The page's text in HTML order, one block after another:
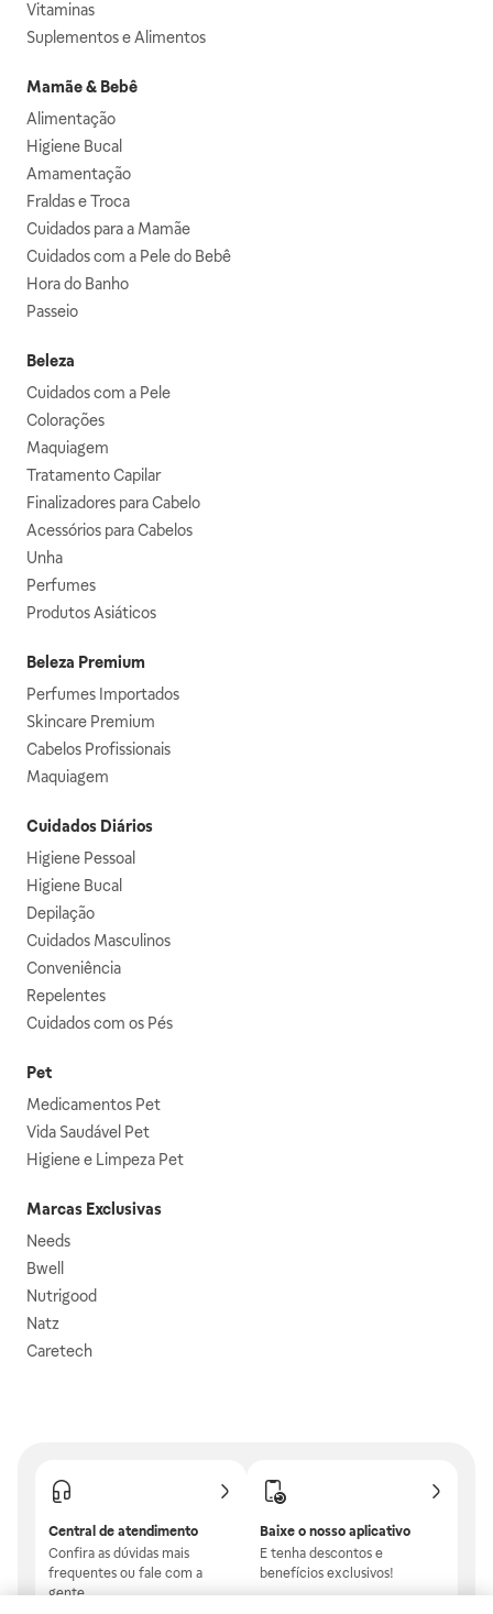
Vitaminas
Suplementos e Alimentos
Mamãe & Bebê
Alimentação
Higiene Bucal
Amamentação
Fraldas e Troca
Cuidados para a Mamãe
Cuidados com a Pele do Bebê
Hora do Banho
Passeio
Beleza
Cuidados com a Pele
Colorações
Maquiagem
Tratamento Capilar
Finalizadores para Cabelo
Acessórios para Cabelos
Unha
Perfumes
Produtos Asiáticos
Beleza Premium
Perfumes Importados
Skincare Premium
Cabelos Profissionais
Maquiagem
Cuidados Diários
Higiene Pessoal
Higiene Bucal
Depilação
Cuidados Masculinos
Conveniência
Repelentes
Cuidados com os Pés
Pet
Medicamentos Pet
Vida Saudável Pet
Higiene e Limpeza Pet
Marcas Exclusivas
Needs
Bwell
Nutrigood
Natz
Caretech
Central de atendimento
Confira as dúvidas mais
frequentes ou fale com a
gente.
Baixe o nosso aplicativo
E tenha descontos e
benefícios exclusivos!